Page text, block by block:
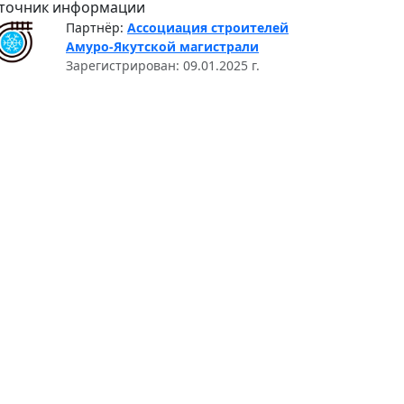
информации
Партнёр: Ассоциация строителей
Амуро-Якутской магистрали
Зарегистрирован: 09.01.2025 г.